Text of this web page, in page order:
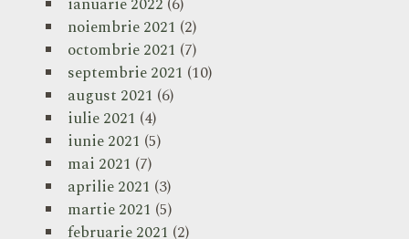
noiembrie 2021 (2)
octombrie 2021 (7)
septembrie 2021 (10)
august 2021 (6)
iulie 2021 (4)
iunie 2021 (5)
mai 2021 (7)
aprilie 2021 (3)
martie 2021 (5)
februarie 2021 (2)